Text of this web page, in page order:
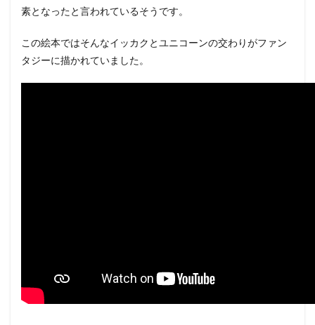
素となったと言われているそうです。
この絵本ではそんなイッカクとユニコーンの交わりがファン
タジーに描かれていました。